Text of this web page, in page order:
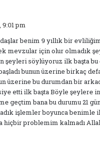
pm
benim 9 yıllık bir
mevzular için olur
şeyleri söylüyoruz ilk başta
bunun üzerine birkaç
üzerine bu durumdan bir
etti ilk başta Böyle şeylere
geçtim bana bu durumu 21
işlemler boyunca
hiçbir problemim kalmadı